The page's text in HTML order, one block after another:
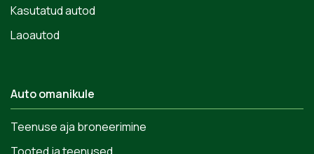
Kasutatud autod
Laoautod
Auto omanikule
Teenuse aja broneerimine